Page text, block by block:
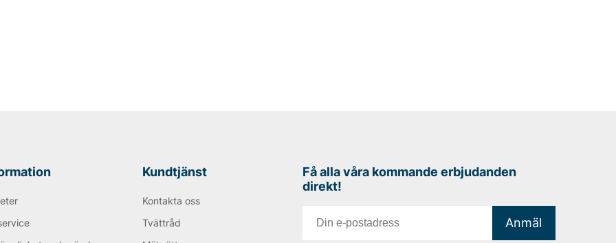
Kundtjänst
Kontakta oss
Tvättråd
Få alla våra kommande erbjudanden
direkt!
Anmäl